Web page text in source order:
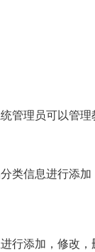
管理员可以管
类信息进行添
行添加，修改